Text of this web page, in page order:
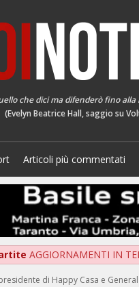
che dici ma difenderò fino
(Evelyn Beatrice Hall, saggio su
Articoli più commentati
AGGIORNAMENTI IN
di Happy Casa e